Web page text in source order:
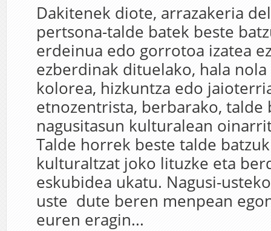
Dakitenek diote, arrazakeria
pertsona-talde batek beste
erdeinua edo gorrotoa izatea
ezberdinak dituelako, hala nola
kolorea, hizkuntza edo
etnozentrista, berbarako, talde
nagusitasun kulturalean
Talde horrek beste talde
kulturaltzat joko lituzke eta
eskubidea ukatu. Nagusi-
uste dute beren menpean
euren eragin...